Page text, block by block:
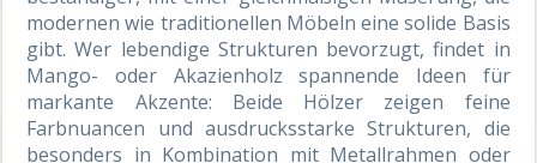
modernen wie traditionellen Möbeln eine solide Basis
gibt. Wer lebendige Strukturen bevorzugt, findet in
Mango- oder Akazienholz spannende Ideen für
markante Akzente: Beide Hölzer zeigen feine
Farbnuancen und ausdrucksstarke Strukturen, die
besonders in Kombination mit Metallrahmen oder